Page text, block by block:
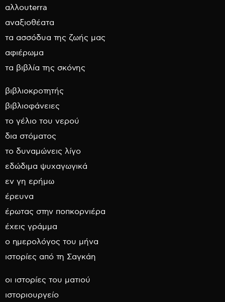
αλλουterra
αναξιοθέατα
τα ασσόδυα της ζωής μας
αφιέρωμα
τα βιβλία της σκόνης
βιβλιοκροτητής
βιβλιοφάνειες
το γέλιο του νερού
δια στόματος
το δυναμώνεις λίγο
εδώδιμα ψυχαγωγικά
εν γη ερήμω
έρευνα
έρωτας στην ποπκορνιέρα
έχεις γράμμα
ο ημερολόγος του μήνα
ιστορίες από τη Σαγκάη
οι ιστορίες του ματιού
ιστοριουργείο